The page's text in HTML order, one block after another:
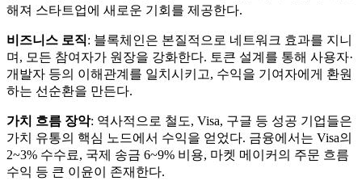
해져 스타트업에 새로운 기회를 제공한다.
비즈니스 로직: 블록체인은 본질적으로 네트워크 효과를 지니
며, 모든 참여자가 원장을 강화한다. 토큰 설계를 통해 사용자·
개발자 등의 이해관계를 일치시키고, 수익을 기여자에게 환원
하는 선순환을 만든다.
가치 흐름 장악: 역사적으로 철도, Visa, 구글 등 성공 기업들은
가치 유통의 핵심 노드에서 수익을 얻었다. 금융에서는 Visa의
2~3% 수수료, 국제 송금 6~9% 비용, 마켓 메이커의 주문 흐름
수익 등 큰 이윤이 존재한다.